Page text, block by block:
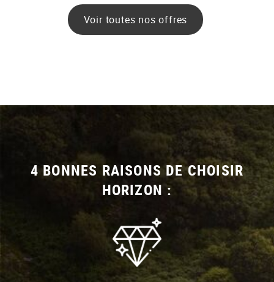
Voir toutes nos offres
4 BONNES RAISONS DE CHOISIR
HORIZON :